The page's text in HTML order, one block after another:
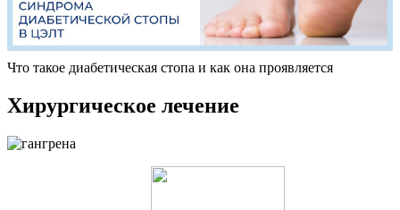
Что такое диабетическая стопа и как она проявляется
Хирургическое лечение